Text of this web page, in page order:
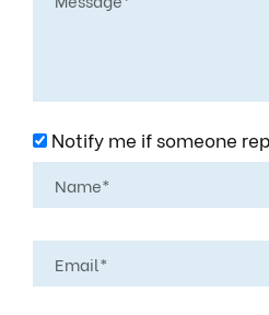
Notify me if someone